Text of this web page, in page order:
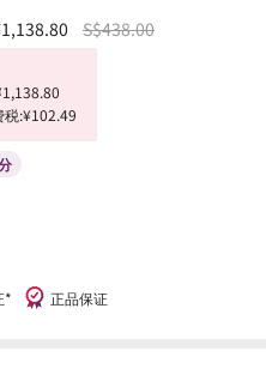
S$438.00
税:¥102.49
* 正品保证